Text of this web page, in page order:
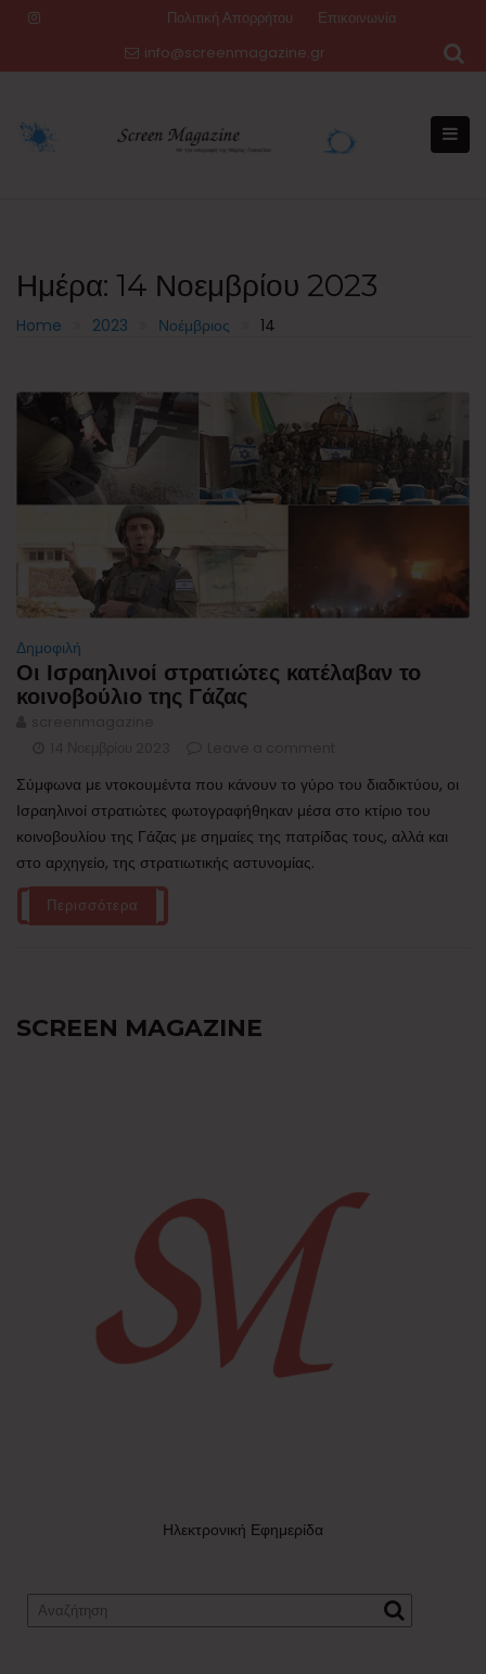
Πολιτική Απορρήτου
Επικοινωνία
info@screenmagazine.gr
Ημέρα: 14 Νοεμβρίου 2023
Home 2023 Νοέμβριος 14
Δημοφιλή
Οι Ισραηλινοί στρατιώτες κατέλαβαν το
κοινοβούλιο της Γάζας
Σύμφωνα με ντοκουμέντα που κάνουν το γύρο του διαδικτύου, οι
Ισραηλινοί στρατιώτες φωτογραφήθηκαν μέσα στο κτίριο του
κοινοβουλίου της Γάζας με σημαίες της πατρίδας τους, αλλά και
στο αρχηγείο, της στρατιωτικής αστυνομίας.
Περισσότερα
SCREEN MAGAZINE
Ηλεκτρονική Εφημερίδα